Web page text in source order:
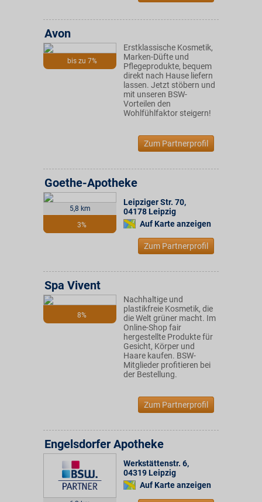
bis zu 7%
Avon
Erstklassische Kosmetik,
Marken-Düfte und
Pflegeprodukte, bequem
direkt nach Hause liefern
lassen. Jetzt stöbern und
mit unseren BSW-
Vorteilen den
Wohlfühlfaktor steigern!
Zum Partnerprofil
5,8 km
3%
Goethe-Apotheke
Leipziger Str. 70,
04178 Leipzig
Auf Karte anzeigen
Zum Partnerprofil
8%
Spa Vivent
Nachhaltige und
plastikfreie Kosmetik, die
die Welt grüner macht. Im
Online-Shop fair
hergestellte Produkte für
Gesicht, Körper und
Haare kaufen. BSW-
Mitglieder profitieren bei
der Bestellung.
Zum Partnerprofil
Engelsdorfer Apotheke
Werkstättenstr. 6,
04319 Leipzig
Auf Karte anzeigen